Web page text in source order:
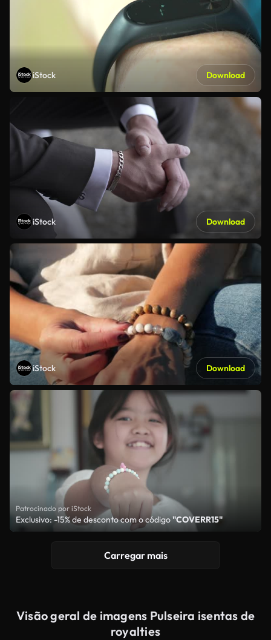
iStock Download
iStock Download
iStock Download
Patrocinado por iStock
Exclusivo: -15% de desconto com o código"COVERR15"
Carregar mais
Visão geral de imagens Pulseira isentas de
royalties